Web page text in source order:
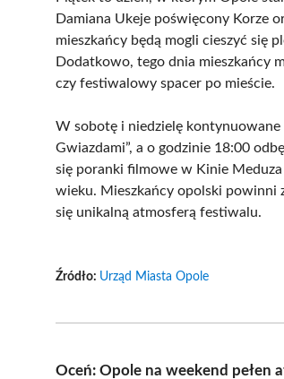
Damiana Ukeje poświęcony Korze
mieszkańcy będą mogli cieszyć się
Dodatkowo, tego dnia mieszkańcy
czy festiwalowy spacer po mieście.
W sobotę i niedzielę
Gwiazdami”, a o godzinie 18:00
się poranki filmowe w Kinie
wieku. Mieszkańcy opolski powinni
się unikalną atmosferą festiwalu.
Źródło: Urząd Miasta Opole
Oceń: Opole na weekend pełen